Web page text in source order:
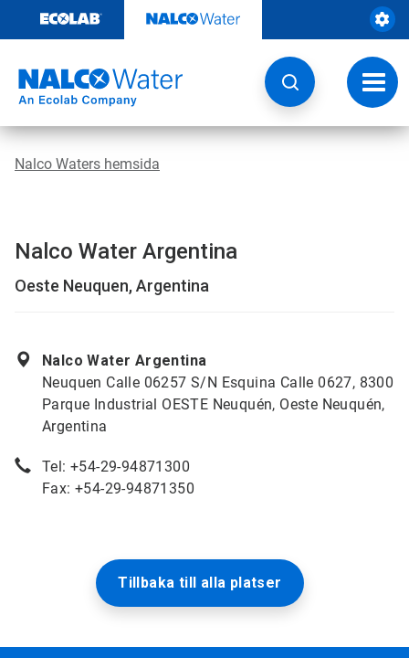
innehåll
Ändra
Nalco Waters hemsida
Nalco Water Argentina
Oeste Neuquen, Argentina
Nalco Water Argentina
Neuquen Calle 06257 S/N Esquina Calle 0627, 8300
Parque Industrial OESTE Neuquén, Oeste Neuquén,
Argentina
Tel: +54-29-94871300
Fax: +54-29-94871350
Tillbaka till alla platser